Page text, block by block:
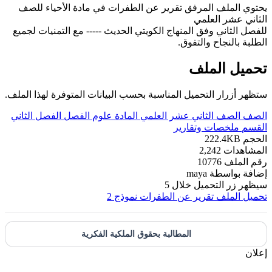
يحتوي الملف المرفق تقرير عن الطفرات في مادة الأحياء للصف
الثاني عشر العلمي
للفصل الثاني وفق المنهاج الكويتي الحديث ----- مع التمنيات لجميع
الطلبة بالنجاح والتفوق.
تحميل الملف
ستظهر أزرار التحميل المناسبة بحسب البيانات المتوفرة لهذا الملف.
الصف الصف الثاني عشر العلمي المادة علوم الفصل
الفصل الثاني
القسم ملخصات وتقارير
الحجم 222.4KB
المشاهدات 2,242
رقم الملف 10776
إضافة بواسطة maya
سيظهر زر التحميل خلال 5
تحميل الملف تقرير عن الطفرات نموذج 2
المطالبة بحقوق الملكية الفكرية
إعلان